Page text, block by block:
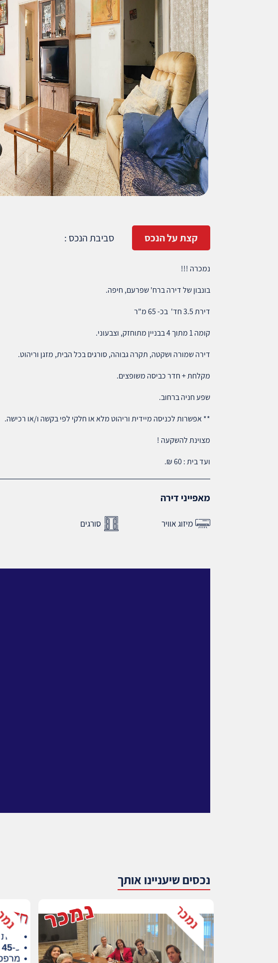
קצת על הנכס סביבת הנכס :
נמכרה !!!
בונבון של דירה ברח' שפרעם, חיפה.
דירת 3.5 חד' בכ- 65 מ"ר
קומה 1 מתוך 4 בבניין מתוחזק, וצבעוני.
דירה שמורה ושקטה, תקרה גבוהה, סורגים בכל הבית, מזגן וריהוט.
מקלחת + חדר כביסה משופצים.
שפע חניה ברחוב.
** אפשרות לכניסה מיידית וריהוט מלא או חלקי לפי בקשה ו/או רכישה.
מצוינת להשקעה !
ועד בית : 60 ₪.
מאפייני דירה
מיזוג אוויר סורגים
נכסים שיעניינו אותך